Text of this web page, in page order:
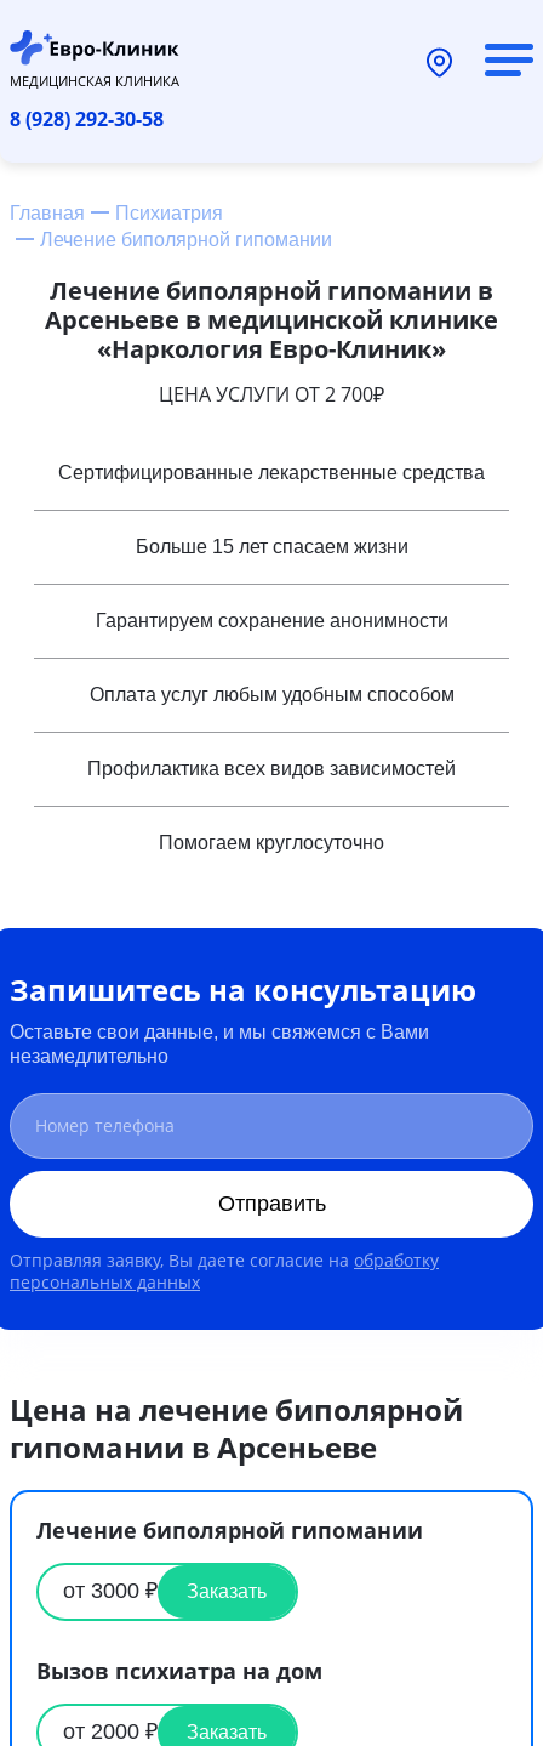
МЕДИЦИНСКАЯ КЛИНИКА
8 (928) 292-30-58
Главная
Психиатрия
Лечение биполярной гипомании
Лечение биполярной гипомании в
Арсеньеве в медицинской клинике
«Наркология Евро-Клиник»
ЦЕНА УСЛУГИ ОТ 2 700₽
Сертифицированные лекарственные средства
Больше 15 лет спасаем жизни
Гарантируем сохранение анонимности
Оплата услуг любым удобным способом
Профилактика всех видов зависимостей
Помогаем круглосуточно
Запишитесь на консультацию
Оставьте свои данные, и мы свяжемся с Вами
незамедлительно
Отправить
Отправляя заявку, Вы даете согласие на обработку
персональных данных
Цена на лечение биполярной
гипомании в Арсеньеве
Лечение биполярной гипомании
от 3000 ₽ Заказать
Вызов психиатра на дом
от 2000 ₽ Заказать